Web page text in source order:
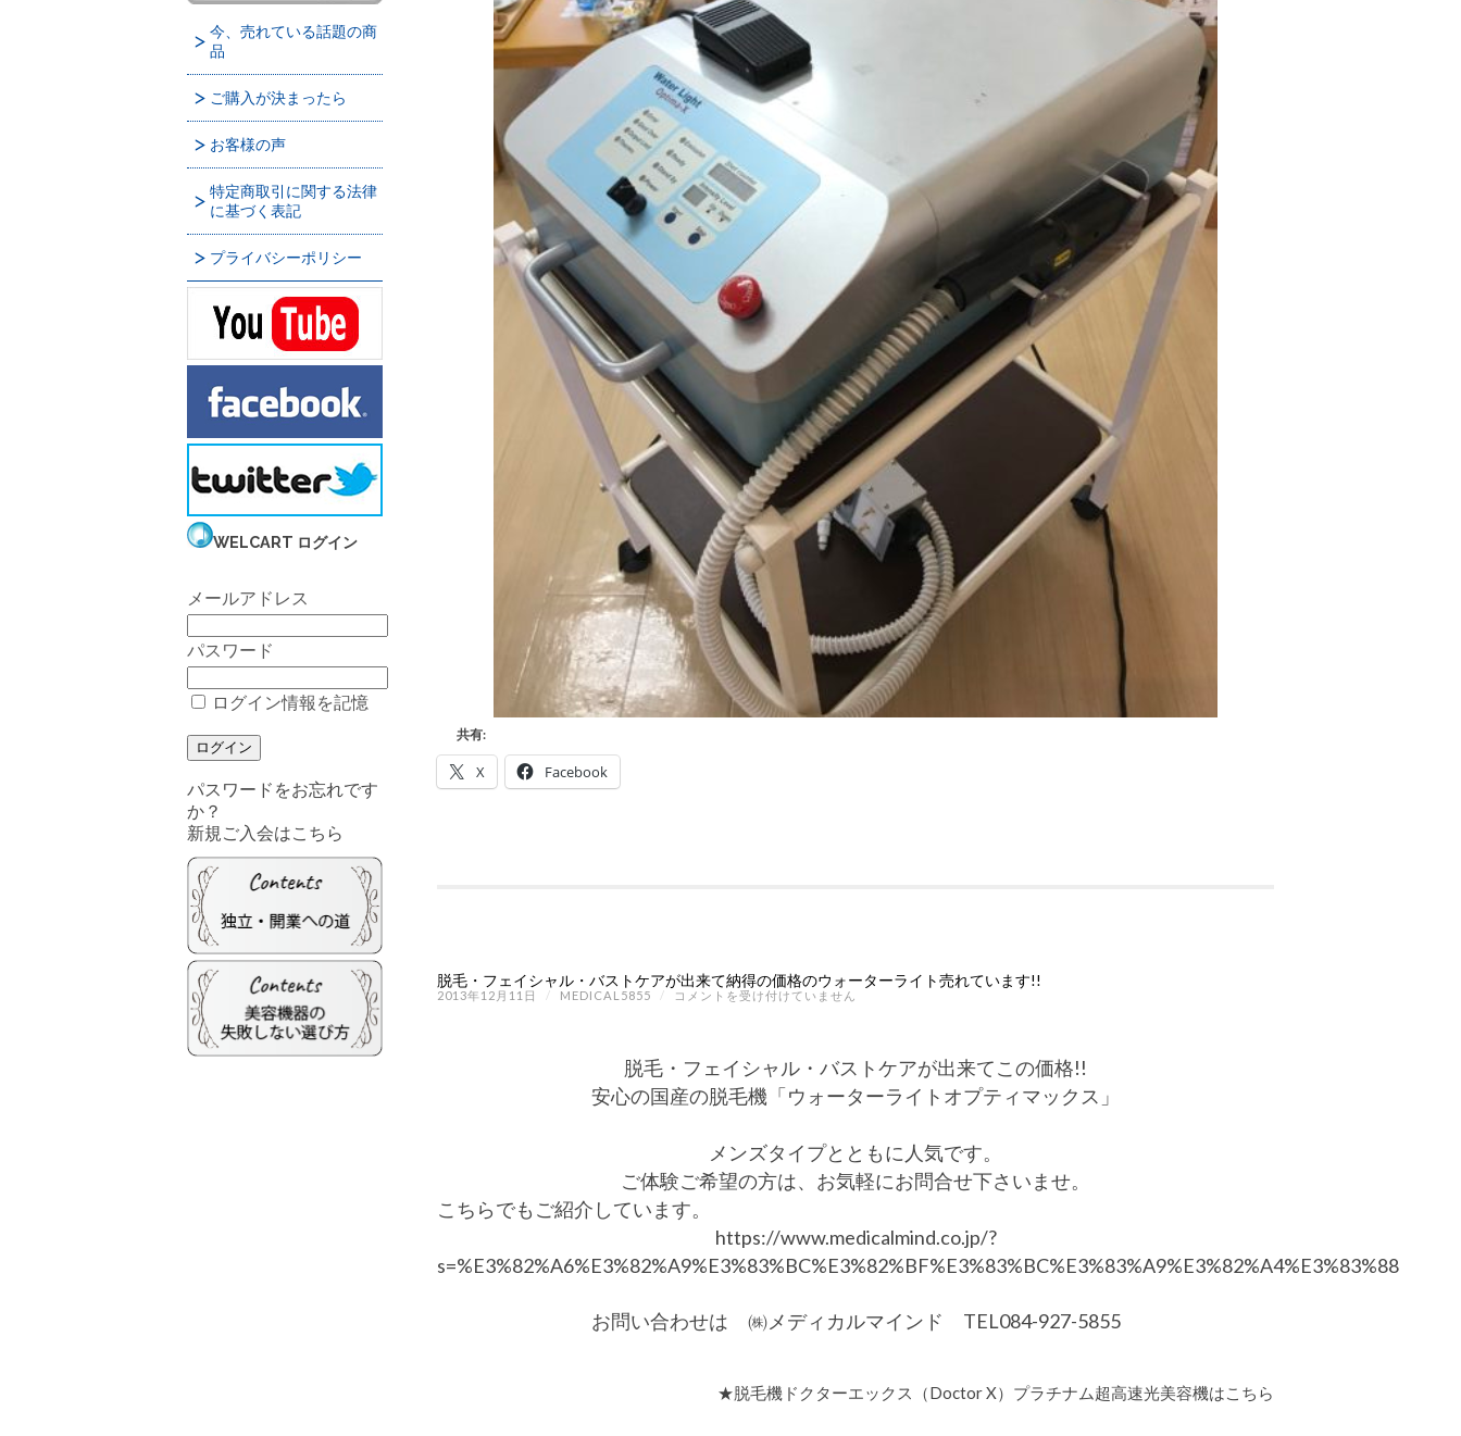
共有:
X Facebook
脱毛・フェイシャル・バストケアが出来て納得の価格のウォーターライト売れています!!
2013年12月11日 / MEDICAL5855 /
脱
イ
ャ
ル・
ケ
ア
が
出
納
価
格
コメントを受け付けていません
脱毛・フェイシャル・バストケアが出来てこの価格!!
安心の国産の脱毛機「ウォーターライトオプティマックス」
メンズタイプとともに人気です。
ご体験ご希望の方は、お気軽にお問合せ下さいませ。
こちらでもご紹介しています。
https://www.medicalmind.co.jp/?
s=%E3%82%A6%E3%82%A9%E3%83%BC%E3%82%BF%E3%83%BC%E3%83%A9%E3%82%A4%E3%83%88
お問い合わせは ㈱メディカルマインド TEL084-927-5855
★脱毛機ドクターエックス（Doctor X）プラチナム超高速光美容機はこちら
今、売れている話題の商
品
ご購入が決まったら
お客様の声
特定商取引に関する法律
に基づく表記
プライバシーポリシー
WELCART ログイン
メールアドレス
パスワード
ログイン情報を記憶
パスワードをお忘れです
か？
新規ご入会はこちら